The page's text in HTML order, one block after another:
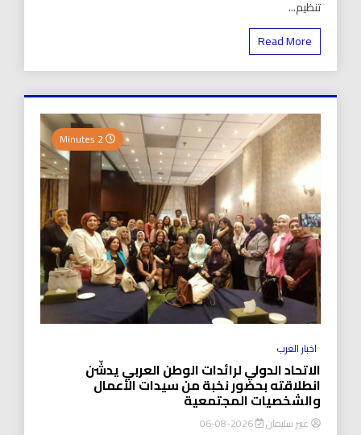
تنظيم...
Read More
اخبار العرب
الاتحاد الدولي لرائدات الوطن العربي يدشّن
انطلاقته بحضور نخبة من سيدات الأعمال
والشخصيات المجتمعية
عبير سليمان 2026-08-06